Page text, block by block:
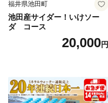
福井県池田町
池田産サイダー！いけソー
ダ コース
20,000円